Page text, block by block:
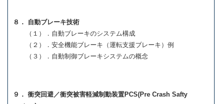
８． 自動ブレーキ技術
（１）．自動ブレーキのシステム構成
（２）．安全機能ブレーキ（運転支援ブレーキ）例
（３）．自動制御ブレーキシステムの概念
９． 衝突回避／衝突被害軽減制動装置PCS(Pre Crash Safty